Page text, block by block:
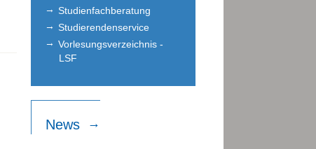
Studienfachberatung
Studierendenservice
Vorlesungsverzeichnis -
LSF
News